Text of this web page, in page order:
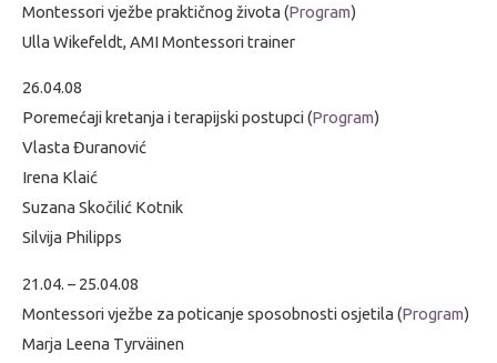
Montessori vježbe praktičnog života (Program)
Ulla Wikefeldt, AMI Montessori trainer
26.04.08
Poremećaji kretanja i terapijski postupci(Program)
Vlasta Đuranović
Irena Klaić
Suzana Skočilić Kotnik
Silvija Philipps
21.04. – 25.04.08
Montessori vježbe za poticanje sposobnosti osjetila (Program)
Marja Leena Tyrväinen